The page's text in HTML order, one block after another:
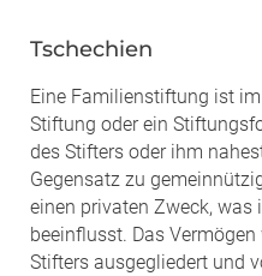
Tschechien
Eine Familienstiftung ist
Stiftung oder ein
des Stifters oder ihm
Gegensatz zu
einen privaten Zweck, was
beeinflusst. Das
Stifters ausgegliedert und